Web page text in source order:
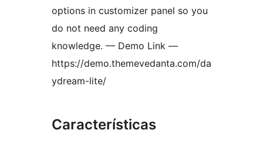
options in customizer panel so you
do not need any coding
knowledge. — Demo Link —
https://demo.themevedanta.com/da
ydream-lite/
Características